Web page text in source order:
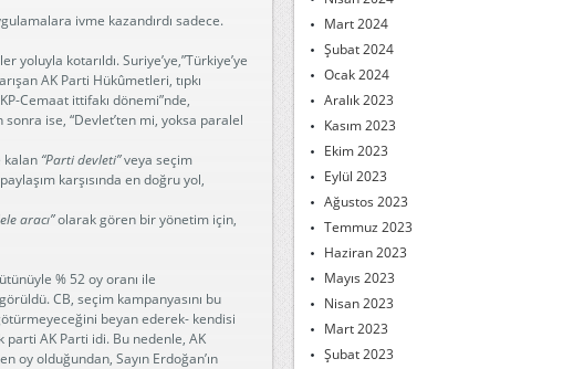
ivme kazandırdı sadece.
kotarıldı. Suriye’ye,”Türkiye’ye
AK Parti Hükûmetleri, tıpkı
Cemaat ittifakı dönemi”nde,
sonra ise, “Devlet’ten mi, yoksa paralel
kalan “Parti devleti”veya seçim
karşısında en doğru yol,
aracı”olarak gören bir yönetim için,
% 52 oy oranı ile
CB, seçim kampanyasını bu
beyan ederek- kendisi
AK Parti idi. Bu nedenle, AK
oy olduğundan, Sayın Erdoğan’ın
Mart 2024
Şubat 2024
Ocak 2024
Aralık 2023
Kasım 2023
Ekim 2023
Eylül 2023
Ağustos 2023
Temmuz 2023
Haziran 2023
Mayıs 2023
Nisan 2023
Mart 2023
Şubat 2023